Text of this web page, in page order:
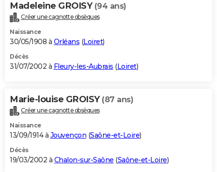
Madeleine GROISY (94 ans)
Créer une cagnotte obsèques
Naissance
30/05/1908 à Orléans (Loiret)
Décès
31/07/2002 à Fleury-les-Aubrais (Loiret)
Marie-louise GROISY (87 ans)
Créer une cagnotte obsèques
Naissance
13/09/1914 à Jouvençon (Saône-et-Loire)
Décès
19/03/2002 à Chalon-sur-Saône (Saône-et-Loire)